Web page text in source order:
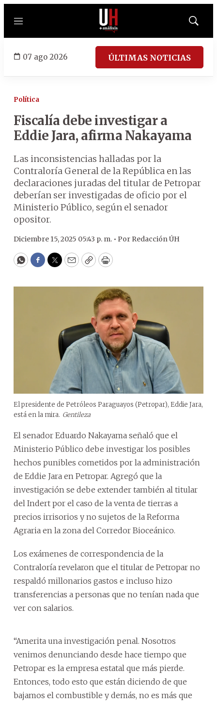
Menú
Mostrar
07 ago 2026 ÚLTIMAS NOTICIAS
Política
Fiscalía debe investigar a
Eddie Jara, afirma Nakayama
Las inconsistencias halladas por la
Contraloría General de la República en las
declaraciones juradas del titular de Petropar
deberían ser investigadas de oficio por el
Ministerio Público, según el senador
opositor.
Diciembre 15, 2025 05:43 p. m. • Por Redacción ÚH
WhatsApp
Facebook
Twitter
EmailCopyPrint
El presidente de Petróleos Paraguayos (Petropar), Eddie Jara,
está en la mira. Gentileza
El senador Eduardo Nakayama señaló que el
Ministerio Público debe investigar los posibles
hechos punibles cometidos por la administración
de Eddie Jara en Petropar. Agregó que la
investigación se debe extender también al titular
del Indert por el caso de la venta de tierras a
precios irrisorios y no sujetos de la Reforma
Agraria en la zona del Corredor Bioceánico.
Los exámenes de correspondencia de la
Contraloría revelaron que el titular de Petropar no
respaldó millonarios gastos e incluso hizo
transferencias a personas que no tenían nada que
ver con salarios.
“Amerita una investigación penal. Nosotros
venimos denunciando desde hace tiempo que
Petropar es la empresa estatal que más pierde.
Entonces, todo esto que están diciendo de que
bajamos el combustible y demás, no es más que